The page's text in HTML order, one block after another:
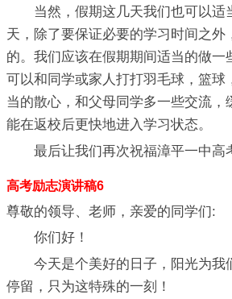
当然，假期这几天我们也可以适
天，除了要保证必要的学习时间之外
的。我们应该在假期期间适当的做一
可以和同学或家人打打羽毛球，篮球
当的散心，和父母同学多一些交流，
能在返校后更快地进入学习状态。
最后让我们再次祝福漳平一中高
高考励志演讲稿6
尊敬的领导、老师，亲爱的同学们:
你们好！
今天是个美好的日子，阳光为我
停留，只为这特殊的一刻！